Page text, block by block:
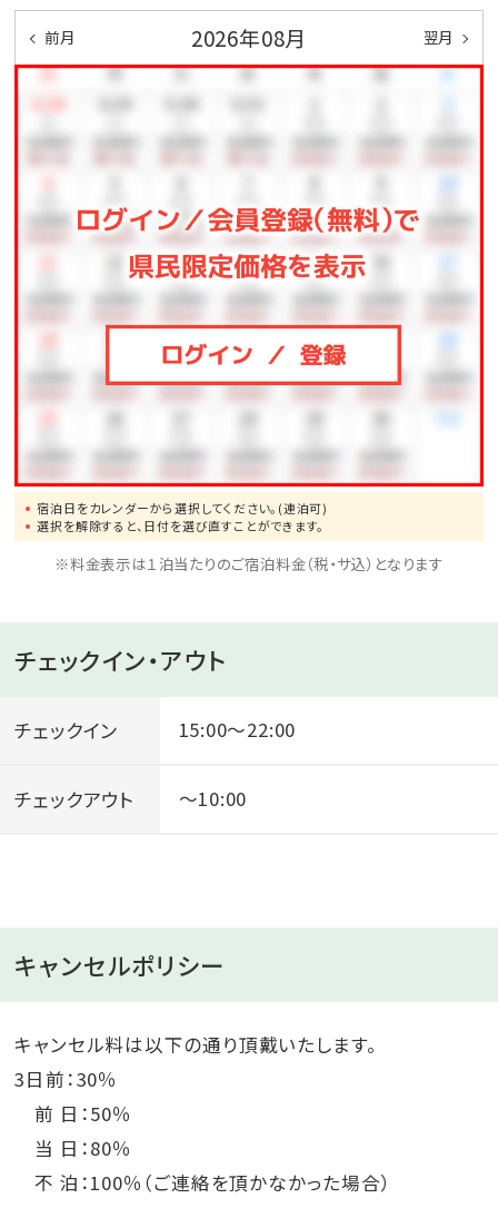
来宮駅⇔熱海風雅で無料送迎を行っております。
来宮駅発 14:45／15:45／16:45／17:45
事前予約サービス（モバイルオーダー）にてご予約が可
能です。
※道路状況により遅れる場合がございます
※乗車定員に限りがありますので前日までのご予約を
お願いいたします
※タクシーをご利用の場合は、熱海駅から当館まで約
1,500円でご利用いただけます。
＜ご注意事項＞
・チェックイン予定時間から3時間を過ぎてもご連絡が
ない場合は、
お客様都合によるお取り消しとさせて頂きますのでご
了承下さい。
・入湯税150円、宿泊税200円（12歳以上）が別途課税と
――――――――――――――――――――――
トを記事でご紹介中♪
――――――――――――――――――――――
前月 2026年08月 翌月
宿泊日をカレンダーから選択してください。(連泊可)
選択を解除すると、日付を選び直すことができます。
※料金表示は１泊当たりのご宿泊料金（税・サ込）となります
チェックイン・アウト
チェックイン 15:00～22:00
チェックアウト ～10:00
キャンセルポリシー
キャンセル料は以下の通り頂戴いたします。
3日前：30％
前 日：50％
当 日：80％
不 泊：100％（ご連絡を頂かなかった場合）